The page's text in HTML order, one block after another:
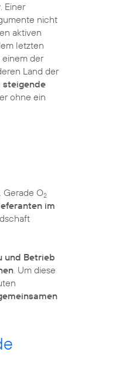
. Einer
nicht
aktiven
letzten
der
Land der
steigende
ohne ein
Gerade O2
im
und Betrieb
. Um diese